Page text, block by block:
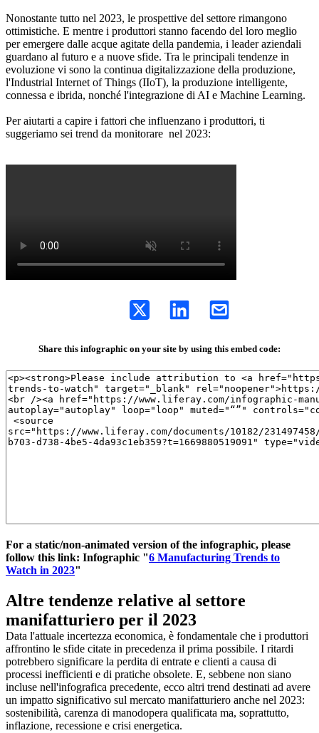
Nonostante tutto nel 2023, le prospettive del settore rimangono
ottimistiche. E mentre i produttori stanno facendo del loro meglio
per emergere dalle acque agitate della pandemia, i leader aziendali
guardano al futuro e a nuove sfide. Tra le principali tendenze in
evoluzione vi sono la continua digitalizzazione della produzione,
l'Industrial Internet of Things (IIoT), la produzione intelligente,
connessa e ibrida, nonché l'integrazione di AI e Machine Learning.
Per aiutarti a capire i fattori che influenzano i produttori, ti
suggeriamo sei trend da monitorare nel 2023:
Share this infographic on your site by using this embed code:
For a static/non-animated version of the infographic, please
follow this link: Infographic "6 Manufacturing Trends to
Watch in 2023"
Altre tendenze relative al settore
manifatturiero per il 2023
Data l'attuale incertezza economica, è fondamentale che i produttori
affrontino le sfide citate in precedenza il prima possibile. I ritardi
potrebbero significare la perdita di entrate e clienti a causa di
processi inefficienti e di pratiche obsolete. E, sebbene non siano
incluse nell'infografica precedente, ecco altri trend destinati ad avere
un impatto significativo sul mercato manifatturiero anche nel 2023:
sostenibilità, carenza di manodopera qualificata ma, soprattutto,
inflazione, recessione e crisi energetica.